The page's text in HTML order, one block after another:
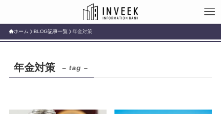
ホーム BLOG記事一覧 年金対策
年金対策 – tag –